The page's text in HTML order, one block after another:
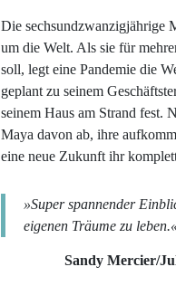
Die sechsundzwanzigjährige
um die Welt. Als sie für
soll, legt eine Pandemie die
geplant zu seinem
seinem Haus am Strand fest.
Maya davon ab, ihre
eine neue Zukunft ihr
»Super spannender
eigenen Träume zu
Sandy Mercier/